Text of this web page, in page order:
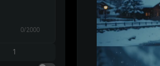
0/2000
1